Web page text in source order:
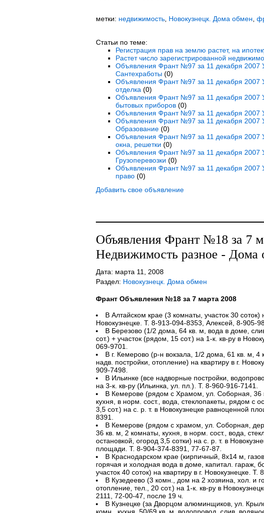
метки: недвижимость, Новокузнецк. Дома обмен
Статьи по теме:
Регистрация прав на землю растет, на
Растет число зарегистрированной
Объявления Франт №97 за 11 декабря 2007
Сантехработы(0)
Объявления Франт №97 за 11 декабря 2007
отделка (0)
Объявления Франт №97 за 11 декабря 2007
бытовых приборов(0)
Объявления Франт №97 за 11 декабря 2007
Объявления Франт №97 за 11 декабря 2007
Образование(0)
Объявления Франт №97 за 11 декабря 2007
окна, решетки (0)
Объявления Франт №97 за 11 декабря 2007
Грузоперевозки (0)
Объявления Франт №97 за 11 декабря 2007
право(0)
Добавить свое объявление
Объявления Франт №18 за 7
Недвижимость разное - Дома
Дата: марта 11, 2008
Раздел: Новокузнецк. Дома обмен
Франт Объявления №18 за 7 марта 2008
В Алтайском крае (3 комнаты, участок 30 соток)
Новокузнецке. Т. 8-913-094-8353, Алексей, 8-905-
В Березово (1/2 дома, 64 кв. м, вода в доме,
сот.) + участок (рядом, 15 сот.) на 1-к. кв-ру в
069-9701.
В г. Кемерово (р-н вокзала, 1/2 дома, 61 кв. м, 4
надв. постройки, отопление) на квартиру в г.
909-7498.
В Ильинке (все надворные постройки,
на 3-к. кв-ру (Ильинка, ул. пл.). Т. 8-960-916-7141.
В Кемерове (рядом с Храмом, ул. Соборная, 36
кухня, в норм. сост., вода, стеклопакеты, рядом с
3,5 сот.) на с. р. т. в Новокузнецке равноценной
8391.
В Кемерове (рядом с храмом, ул. Соборная,
36 кв. м, 2 комнаты, кухня, в норм. сост., вода,
остановкой, огород 3,5 сотки) на с. р. т. в
площади. Т. 8-904-374-8391, 77-67-87.
В Краснодарском крае (кирпичный, 8х14 м,
горячая и холодная вода в доме, капитал. гараж,
участок 40 соток) на квартиру в г. Новокузнецке. Т.
В Кузедеево (3 комн., дом на 2 хозяина, хол. и
отопление, тел., 20 сот.) на 1-к. кв-ру в
2111, 72-00-47, после 19 ч.
В Кузнецке (за Дворцом алюминщиков, ул.